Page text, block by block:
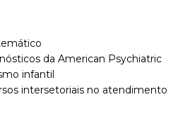
da American Psychiatric
infantil
intersetoriais no atendimento